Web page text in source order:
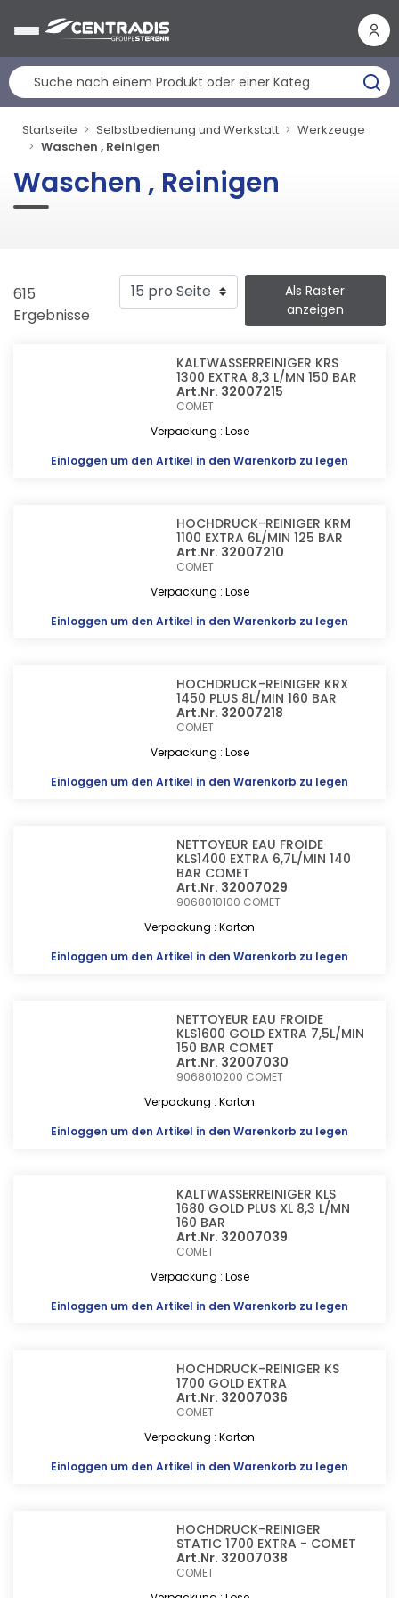
Startseite Selbstbedienung und Werkstatt
Werkzeuge
Waschen , Reinigen
Waschen , Reinigen
615
Ergebnisse
Als Raster
anzeigen
KALTWASSERREINIGER KRS
1300 EXTRA 8,3 L/MN 150 BAR
Art.Nr. 32007215
COMET
Verpackung : Lose
Einloggen um den Artikel in den Warenkorb zu legen
HOCHDRUCK-REINIGER KRM
1100 EXTRA 6L/MIN 125 BAR
Art.Nr. 32007210
COMET
Verpackung : Lose
Einloggen um den Artikel in den Warenkorb zu legen
HOCHDRUCK-REINIGER KRX
1450 PLUS 8L/MIN 160 BAR
Art.Nr. 32007218
COMET
Verpackung : Lose
Einloggen um den Artikel in den Warenkorb zu legen
NETTOYEUR EAU FROIDE
KLS1400 EXTRA 6,7L/MIN 140
BAR COMET
Art.Nr. 32007029
9068010100 COMET
Verpackung : Karton
Einloggen um den Artikel in den Warenkorb zu legen
NETTOYEUR EAU FROIDE
KLS1600 GOLD EXTRA 7,5L/MIN
150 BAR COMET
Art.Nr. 32007030
9068010200 COMET
Verpackung : Karton
Einloggen um den Artikel in den Warenkorb zu legen
KALTWASSERREINIGER KLS
1680 GOLD PLUS XL 8,3 L/MN
160 BAR
Art.Nr. 32007039
COMET
Verpackung : Lose
Einloggen um den Artikel in den Warenkorb zu legen
HOCHDRUCK-REINIGER KS
1700 GOLD EXTRA
Art.Nr. 32007036
COMET
Verpackung : Karton
Einloggen um den Artikel in den Warenkorb zu legen
HOCHDRUCK-REINIGER
STATIC 1700 EXTRA - COMET
Art.Nr. 32007038
COMET